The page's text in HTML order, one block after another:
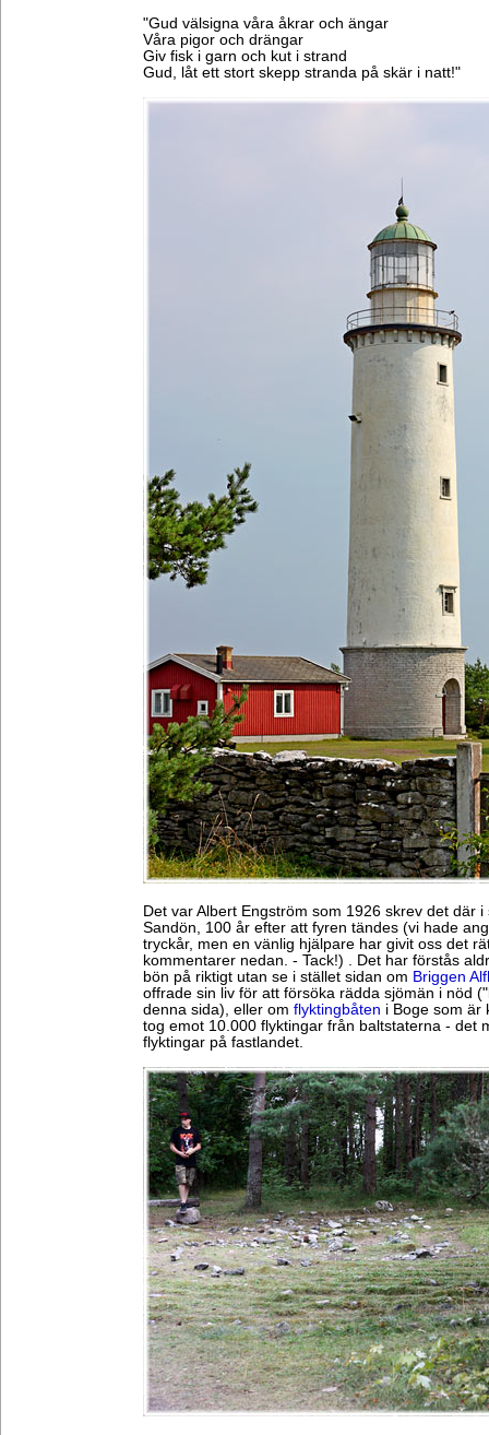
"Gud välsigna våra åkrar och ängar
Våra pigor och drängar
Giv fisk i garn och kut i strand
Gud, låt ett stort skepp stranda på skär i natt!"
Det var Albert Engström som 1926 skrev det där
Sandön, 100 år efter att fyren tändes (vi hade
tryckår, men en vänlig hjälpare har givit oss det
kommentarer nedan. - Tack!) . Det har förstås
bön på riktigt utan se i stället sidan om Briggen
offrade sin liv för att försöka rädda sjömän i nöd
denna sida), eller om flyktingbåten i Boge som är
tog emot 10.000 flyktingar från baltstaterna - det
flyktingar på fastlandet.